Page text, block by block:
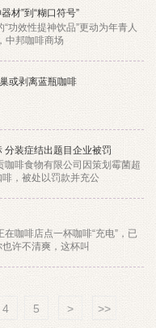
材”到“糊口符号”
中邦咖啡商场
或剥离蓝瓶咖啡
分装症结出题目企业被罚
，被处以罚款并充公
许不清爽，这杯叫
4 5 > >>